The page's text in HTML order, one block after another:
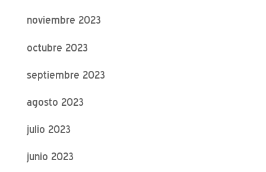
noviembre 2023
octubre 2023
septiembre 2023
agosto 2023
julio 2023
junio 2023